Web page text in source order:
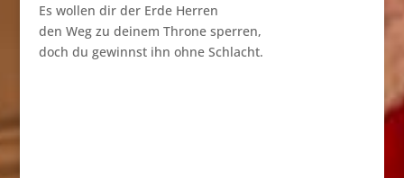
Es wollen dir der Erde Herren
den Weg zu deinem Throne sperren,
doch du gewinnst ihn ohne Schlacht.